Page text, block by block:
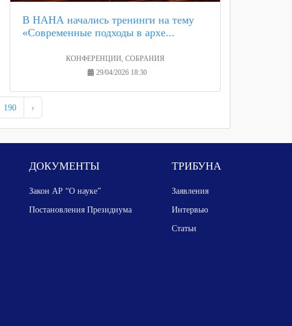
В НАНА начались тренинги на тему
«Современные подходы в архе...
КОНФЕРЕНЦИИ, СОБРАНИЯ
29/04/2026 18:30
190 ›
ДОКУМЕНТЫ
Закон АР “О науке”
Постановления Президиума
ТРИБУНА
Заявления
Интервью
Статьи